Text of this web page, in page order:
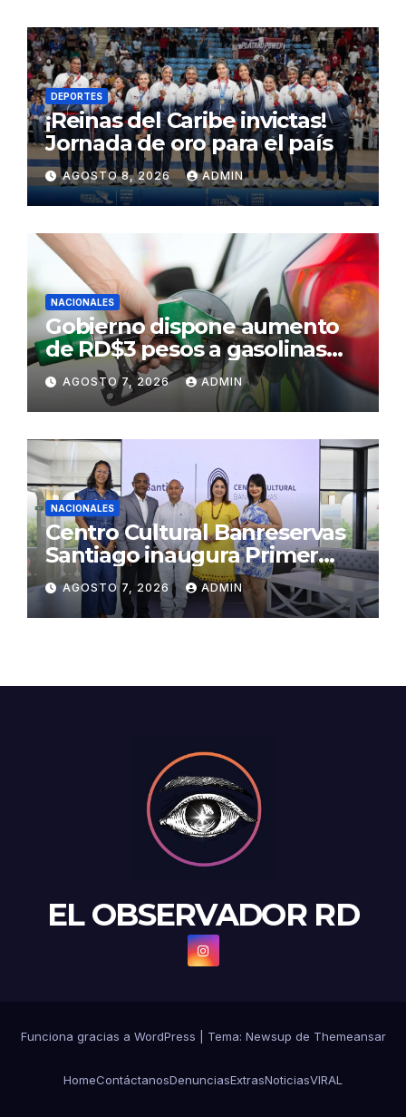
DEPORTES
¡Reinas del Caribe invictas!
Jornada de oro para el país
AGOSTO 8, 2026 ADMIN
NACIONALES
Gobierno dispone aumento
de RD$3 pesos a gasolinas
premium y regular
AGOSTO 7, 2026 ADMIN
NACIONALES
Centro Cultural Banreservas
Santiago inaugura Primer
Congreso de Artesanos de
Santiago
AGOSTO 7, 2026 ADMIN
EL OBSERVADOR RD
Funciona gracias a WordPress Tema: Newsup de Themeansar
HomeContáctanosDenunciasExtrasNoticiasVIRAL